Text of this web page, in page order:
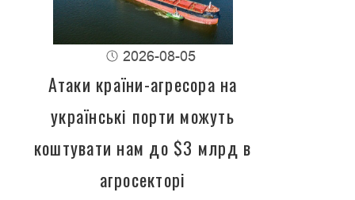
2026-08-05
Атаки країни-агресора на
українські порти можуть
коштувати нам до $3 млрд в
агросекторі